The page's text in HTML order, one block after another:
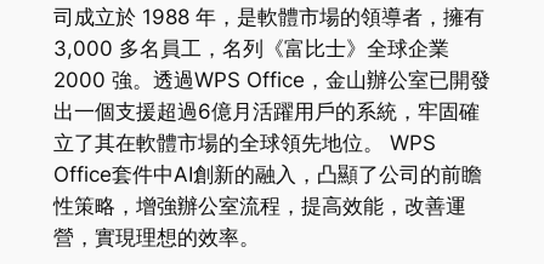
司成立於 1988 年，是軟體市場的領導者，擁有
3,000 多名員工，名列《富比士》全球企業
2000 強。透過WPS Office，金山辦公室已開發
出一個支援超過6億月活躍用戶的系統，牢固確
立了其在軟體市場的全球領先地位。 WPS
Office套件中AI創新的融入，凸顯了公司的前瞻
性策略，增強辦公室流程，提高效能，改善運
營，實現理想的效率。